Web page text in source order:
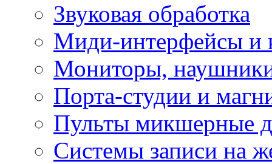
Звуковая обработка
Миди-интерфейсы и
Мониторы,
Порта-студии и
Пульты микшерные
Системы записи на